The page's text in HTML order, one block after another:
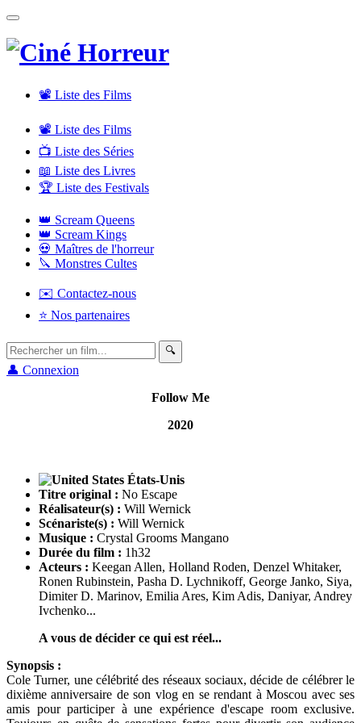
📽 Liste des Films
📽️ Liste des Films
📺 Liste des Séries
📖 Liste des Livres
🏆 Liste des Festivals
👑 Scream Queens
👑 Scream Kings
💀 Maîtres de l'horreur
🔪 Monstres Cultes
✉️ Contactez-nous
⭐ Nos partenaires
🔍
👤 Connexion
Follow Me
2020
États-Unis
Titre original : No Escape
Réalisateur(s) : Will Wernick
Scénariste(s) : Will Wernick
Musique : Crystal Grooms Mangano
Durée du film : 1h32
Acteurs : Keegan Allen, Holland Roden, Denzel Whitaker,
Ronen Rubinstein, Pasha D. Lychnikoff, George Janko, Siya,
Dimiter D. Marinov, Emilia Ares, Kim Adis, Daniyar, Andrey
Ivchenko...
A vous de décider ce qui est réel...
Synopsis :
Cole Turner, une célébrité des réseaux sociaux, décide de célébrer le
dixième anniversaire de son vlog en se rendant à Moscou avec ses
amis pour participer à une expérience d'escape room exclusive.